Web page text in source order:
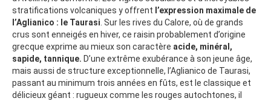
stratifications volcaniques y offrent l’expression maximale de
l’Aglianico : le Taurasi . Sur les rives du Calore, où de grands
crus sont enneigés en hiver, ce raisin probablement d’origine
grecque exprime au mieux son caractère acide, minéral,
sapide, tannique. D’une extrême exubérance à son jeune âge,
mais aussi de structure exceptionnelle, l’Aglianico de Taurasi,
passant au minimum trois années en fûts, est le classique et
délicieux géant : rugueux comme les rouges autochtones, il